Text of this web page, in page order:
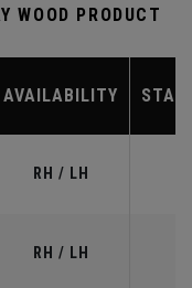
WOOD PRODUCT
AVAILABILITY
RH / LH
RH / LH